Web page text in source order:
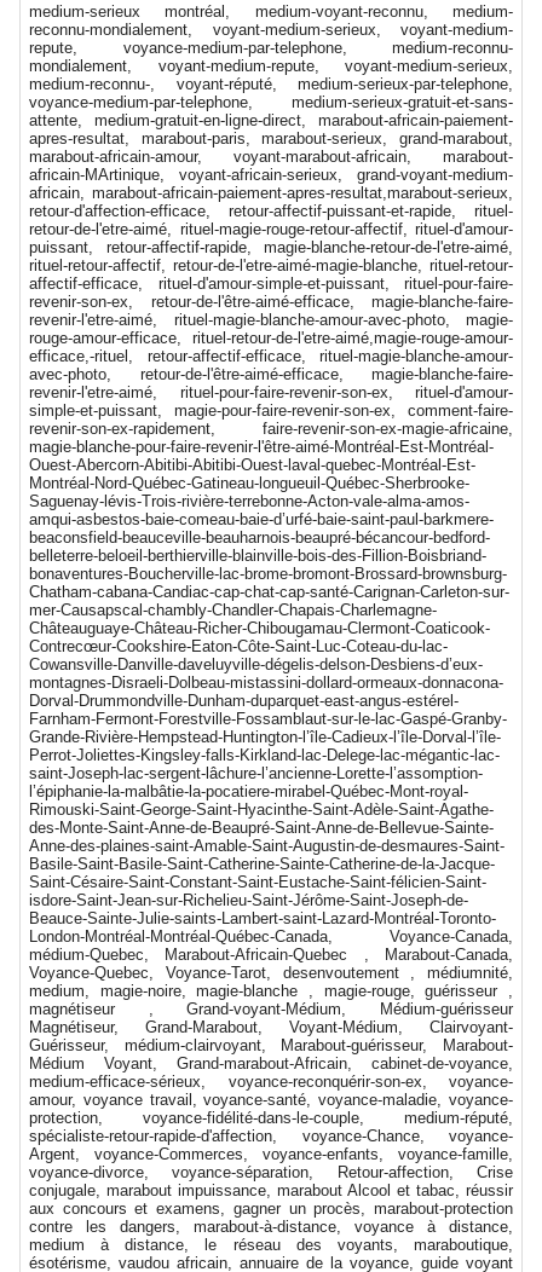
medium-serieux montréal, medium-voyant-reconnu, medium-
reconnu-mondialement, voyant-medium-serieux, voyant-medium-
repute, voyance-medium-par-telephone, medium-reconnu-
mondialement, voyant-medium-repute, voyant-medium-serieux,
medium-reconnu-, voyant-réputé, medium-serieux-par-telephone,
voyance-medium-par-telephone, medium-serieux-gratuit-et-sans-
attente, medium-gratuit-en-ligne-direct, marabout-africain-paiement-
apres-resultat, marabout-paris, marabout-serieux, grand-marabout,
marabout-africain-amour, voyant-marabout-africain, marabout-
africain-MArtinique, voyant-africain-serieux, grand-voyant-medium-
africain, marabout-africain-paiement-apres-resultat,marabout-serieux,
retour-d'affection-efficace, retour-affectif-puissant-et-rapide, rituel-
retour-de-l'etre-aimé, rituel-magie-rouge-retour-affectif, rituel-d'amour-
puissant, retour-affectif-rapide, magie-blanche-retour-de-l'etre-aimé,
rituel-retour-affectif, retour-de-l'etre-aimé-magie-blanche, rituel-retour-
affectif-efficace, rituel-d'amour-simple-et-puissant, rituel-pour-faire-
revenir-son-ex, retour-de-l'être-aimé-efficace, magie-blanche-faire-
revenir-l'etre-aimé, rituel-magie-blanche-amour-avec-photo, magie-
rouge-amour-efficace, rituel-retour-de-l'etre-aimé,magie-rouge-amour-
efficace,-rituel, retour-affectif-efficace, rituel-magie-blanche-amour-
avec-photo, retour-de-l'être-aimé-efficace, magie-blanche-faire-
revenir-l'etre-aimé, rituel-pour-faire-revenir-son-ex, rituel-d'amour-
simple-et-puissant, magie-pour-faire-revenir-son-ex, comment-faire-
revenir-son-ex-rapidement, faire-revenir-son-ex-magie-africaine,
magie-blanche-pour-faire-revenir-l'être-aimé-Montréal-Est-Montréal-
Ouest-Abercorn-Abitibi-Abitibi-Ouest-laval-quebec-Montréal-Est-
Montréal-Nord-Québec-Gatineau-longueuil-Québec-Sherbrooke-
Saguenay-lévis-Trois-rivière-terrebonne-Acton-vale-alma-amos-
amqui-asbestos-baie-comeau-baie-d’urfé-baie-saint-paul-barkmere-
beaconsfield-beauceville-beauharnois-beaupré-bécancour-bedford-
belleterre-beloeil-berthierville-blainville-bois-des-Fillion-Boisbriand-
bonaventures-Boucherville-lac-brome-bromont-Brossard-brownsburg-
Chatham-cabana-Candiac-cap-chat-cap-santé-Carignan-Carleton-sur-
mer-Causapscal-chambly-Chandler-Chapais-Charlemagne-
Châteauguaye-Château-Richer-Chibougamau-Clermont-Coaticook-
Contrecœur-Cookshire-Eaton-Côte-Saint-Luc-Coteau-du-lac-
Cowansville-Danville-daveluyville-dégelis-delson-Desbiens-d’eux-
montagnes-Disraeli-Dolbeau-mistassini-dollard-ormeaux-donnacona-
Dorval-Drummondville-Dunham-duparquet-east-angus-estérel-
Farnham-Fermont-Forestville-Fossamblaut-sur-le-lac-Gaspé-Granby-
Grande-Rivière-Hempstead-Huntington-l’île-Cadieux-l’île-Dorval-l’île-
Perrot-Joliettes-Kingsley-falls-Kirkland-lac-Delege-lac-mégantic-lac-
saint-Joseph-lac-sergent-lâchure-l’ancienne-Lorette-l’assomption-
l’épiphanie-la-malbâtie-la-pocatiere-mirabel-Québec-Mont-royal-
Rimouski-Saint-George-Saint-Hyacinthe-Saint-Adèle-Saint-Agathe-
des-Monte-Saint-Anne-de-Beaupré-Saint-Anne-de-Bellevue-Sainte-
Anne-des-plaines-saint-Amable-Saint-Augustin-de-desmaures-Saint-
Basile-Saint-Basile-Saint-Catherine-Sainte-Catherine-de-la-Jacque-
Saint-Césaire-Saint-Constant-Saint-Eustache-Saint-félicien-Saint-
isdore-Saint-Jean-sur-Richelieu-Saint-Jérôme-Saint-Joseph-de-
Beauce-Sainte-Julie-saints-Lambert-saint-Lazard-Montréal-Toronto-
London-Montréal-Montréal-Québec-Canada, Voyance-Canada,
médium-Quebec, Marabout-Africain-Quebec , Marabout-Canada,
Voyance-Quebec, Voyance-Tarot, desenvoutement , médiumnité,
medium, magie-noire, magie-blanche , magie-rouge, guérisseur ,
magnétiseur , Grand-voyant-Médium, Médium-guérisseur
Magnétiseur, Grand-Marabout, Voyant-Médium, Clairvoyant-
Guérisseur, médium-clairvoyant, Marabout-guérisseur, Marabout-
Médium Voyant, Grand-marabout-Africain, cabinet-de-voyance,
medium-efficace-sérieux, voyance-reconquérir-son-ex, voyance-
amour, voyance travail, voyance-santé, voyance-maladie, voyance-
protection, voyance-fidélité-dans-le-couple, medium-réputé,
spécialiste-retour-rapide-d'affection, voyance-Chance, voyance-
Argent, voyance-Commerces, voyance-enfants, voyance-famille,
voyance-divorce, voyance-séparation, Retour-affection, Crise
conjugale, marabout impuissance, marabout Alcool et tabac, réussir
aux concours et examens, gagner un procès, marabout-protection
contre les dangers, marabout-à-distance, voyance à distance,
medium à distance, le réseau des voyants, maraboutique,
ésotérisme, vaudou africain, annuaire de la voyance, guide voyant